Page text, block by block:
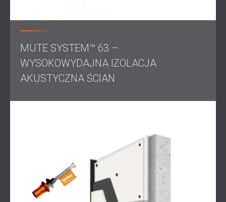
MUTE SYSTEM™ 63 –
WYSOKOWYDAJNA IZOLACJA
AKUSTYCZNA ŚCIAN